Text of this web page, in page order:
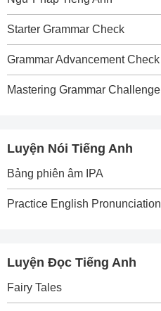
Starter Grammar Check
Grammar Advancement Check
Mastering Grammar Challenge
Luyện Nói Tiếng Anh
Bảng phiên âm IPA
Practice English Pronunciation
Luyện Đọc Tiếng Anh
Fairy Tales